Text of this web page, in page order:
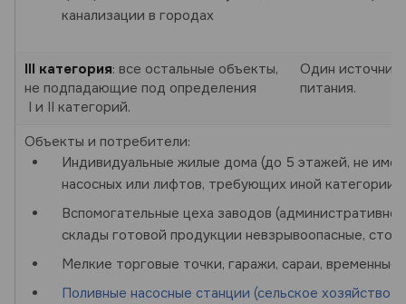
канализации в городах
III категория: все остальные объекты,
не подпадающие под определения
I и II категорий.
Один источник
питания.
Объекты и потребители:
Индивидуальные жилые дома (до 5 этажей, не
насосных или лифтов, требующих иной категории)
Вспомогательные цеха заводов
склады готовой продукции невзрывоопасные,
Мелкие торговые точки, гаражи, сараи, временные
Поливные насосные станции (сельское хозяйство